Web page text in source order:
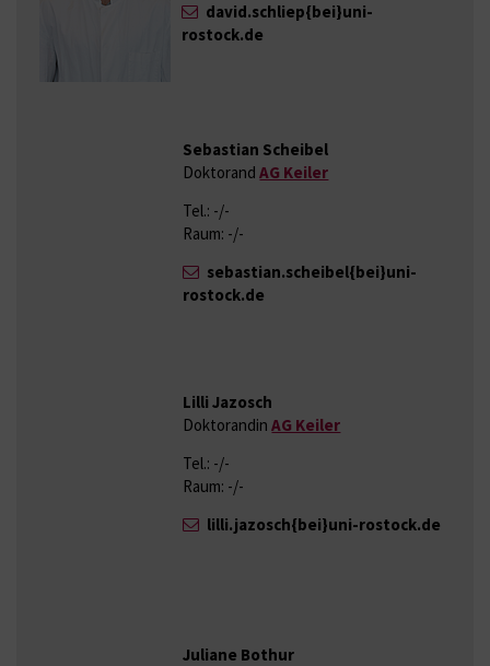
david.schliep{bei}uni-
rostock.de
Sebastian Scheibel
DoktorandAG Keiler
Tel.: -/-
Raum: -/-
sebastian.scheibel{bei}uni-
rostock.de
Lilli Jazosch
DoktorandinAG Keiler
Tel.: -/-
Raum: -/-
lilli.jazosch{bei}uni-rostock.de
Juliane Bothur